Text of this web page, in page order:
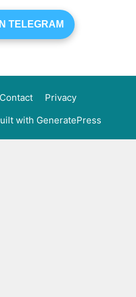
TELEGRAM
Contact
Privacy
with GeneratePress